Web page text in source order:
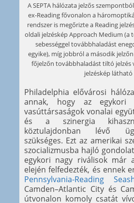
A SEPTA hálózata jelzős
ex-Reading fővonalon a
rendszer is megőrizte a Reading
oldali jelzéskép Approach Medium (a
sebességgel továbbhaladást
egyike), míg jobbról a második
főjelzőn továbbhaladást tiltó jelzés
jelzéskép látható
Philadelphia elővárosi
annak, hogy az egykori
vasúttársaságok vonalai
és a szinergia
köztulajdonban lévő
szükséges. Ezt az amerikai
szocializmusba hajló
egykori nagy riválisok már
elején felfedezték, és ennek
Pennsylvania-Reading
Camden–Atlantic City és
útvonalon komoly csatát